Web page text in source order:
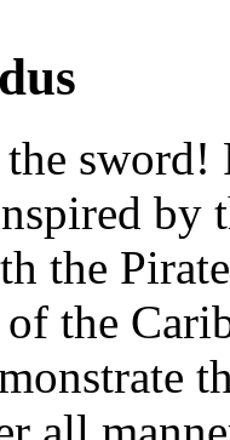
sword!
by
the
the